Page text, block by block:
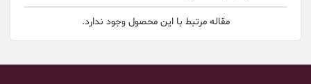
مقاله مرتبط با این محصول وجود ندارد.